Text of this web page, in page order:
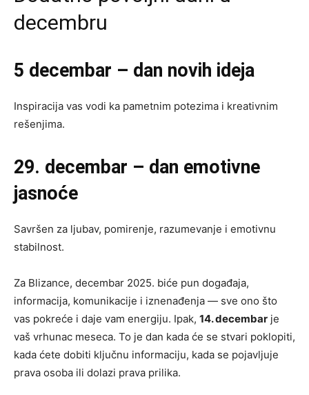
decembru
5 decembar – dan novih ideja
Inspiracija vas vodi ka pametnim potezima i kreativnim
rešenjima.
29. decembar – dan emotivne
jasnoće
Savršen za ljubav, pomirenje, razumevanje i emotivnu
stabilnost.
Za Blizance, decembar 2025. biće pun događaja,
informacija, komunikacije i iznenađenja — sve ono što
vas pokreće i daje vam energiju. Ipak, 14. decembar je
vaš vrhunac meseca. To je dan kada će se stvari poklopiti,
kada ćete dobiti ključnu informaciju, kada se pojavljuje
prava osoba ili dolazi prava prilika.